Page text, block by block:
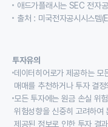
애드가플래시는 SEC 전자
출처 : 미국전자공시시스
투자유의
데이터히어로가 제공하는 모
매매를 추천하거나 투자 결
모든 투자에는 원금 손실 위
위험성향을 신중히 고려하여
제공된 정보로 인한 투자 결